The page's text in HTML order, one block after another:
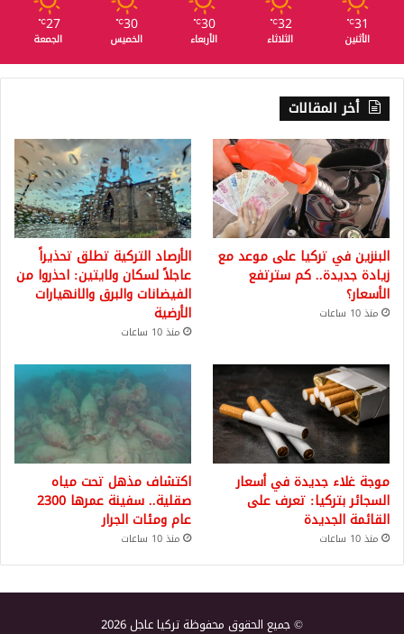
31
℃
الأثنين
32
℃
الثلاثاء
30
℃
الأربعاء
30
℃
الخميس
27
℃
الجمعة
أخر المقالات
البنزين في تركيا على موعد مع
زيادة جديدة.. كم سترتفع
الأسعار؟
منذ 10 ساعات
الأرصاد التركية تطلق تحذيراً
عاجلاً لسكان ولايتين: احذروا من
الفيضانات والبرق والانهيارات
الأرضية
منذ 10 ساعات
موجة غلاء جديدة في أسعار
السجائر بتركيا: تعرف على
القائمة الجديدة
منذ 10 ساعات
اكتشاف مذهل تحت مياه
صقلية.. سفينة عمرها 2300
عام ومئات الجرار
منذ 10 ساعات
© جميع الحقوق محفوظة تركيا عاجل 2026